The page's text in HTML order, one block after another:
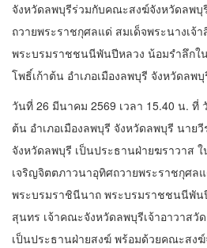
จังหวัดลพบุรีร่วมกับคณะสงฆ์จังหวัดลพ
ถวายพระราชกุศลแด่ สมเด็จพระนางเจ้
พระบรมราชชนนีพันปีหลวง น้อมรำลึก
โพธิ์เก้าต้น อำเภอเมืองลพบุรี จังหวัดลพบุ
วันที่ 26 มีนาคม 2569 เวลา 15.40 น. ที่
ต้น อำเภอเมืองลพบุรี จังหวัดลพบุรี นาย
จังหวัดลพบุรี เป็นประธานฝ่ายฆราวาส
เจริญจิตตภาวนาอุทิศถวายพระราชกุศล
พระบรมราชินีนาถ พระบรมราชชนนีพัน
สุนทร เจ้าคณะจังหวัดลพบุรีเจ้าอาวาสวั
เป็นประธานฝ่ายสงฆ์ พร้อมด้วยคณะสง